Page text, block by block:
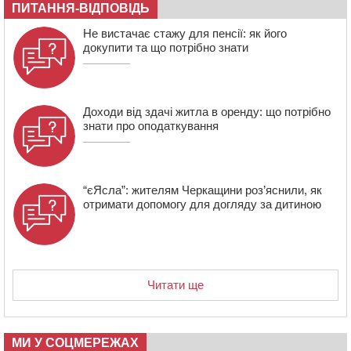
стрільцем ДШВ
17:29 Апеляційний суд підтвердив стягнення майже 250
тис. грн шкоди за незаконний вилов риби
16:07
У Черкасах за ніч виявили 15 порушників
комендантської години та 10 нетверезих водіїв
ПИТАННЯ-ВІДПОВІДЬ
Не вистачає стажу для пенсії: як його
докупити та що потрібно знати
Доходи від здачі житла в оренду: що потрібно
знати про оподаткування
“єЯсла”: жителям Черкащини роз’яснили, як
отримати допомогу для догляду за дитиною
Читати ще
МИ У СОЦМЕРЕЖАХ